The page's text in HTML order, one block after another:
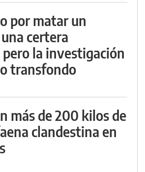
por matar un
certera
la investigación
transfondo
más de 200 kilos de
clandestina en